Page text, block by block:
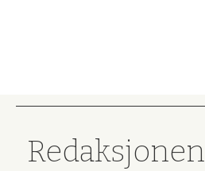
Redaksjonen